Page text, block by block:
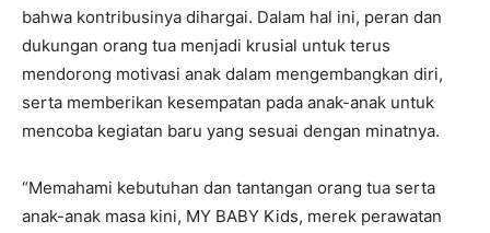
bahwa kontribusinya dihargai. Dalam hal ini, peran dan
dukungan orang tua menjadi krusial untuk terus
mendorong motivasi anak dalam mengembangkan diri,
serta memberikan kesempatan pada anak-anak untuk
mencoba kegiatan baru yang sesuai dengan minatnya.
“Memahami kebutuhan dan tantangan orang tua serta
anak-anak masa kini, MY BABY Kids, merek perawatan